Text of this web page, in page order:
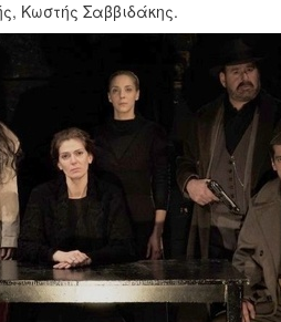
Κωστής Σαββιδάκης.